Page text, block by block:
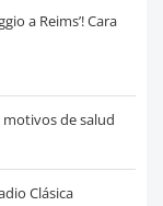
a Reims’! Cara
motivos de salud
Clásica